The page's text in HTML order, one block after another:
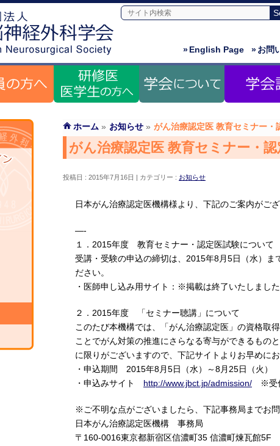
»お問
»English Page
ホーム » お知らせ » がん治療認定医 教育セミナー・
がん治療認定医 教育セミナー・
投稿日 : 2015年7月16日 カテゴリー : お知らせ
日本がん治療認定医機構様より、下記のご案内がござ
—-
１．2015年度 教育セミナー・認定医試験について
受講・受験の申込の締切は、2015年8月5日（水）ま
ださい。
・医師申し込み用サイト：※掲載は終了いたしました
２．2015年度 「セミナー聴講」について
このたび本機構では、「がん治療認定医」の資格取
ことでがん対策の推進にさらなる寄与ができるもの
に限りがございますので、下記サイトよりお早めにお
・申込期間 2015年8月5日（水）～8月25日（火）
・申込みサイト http://www.jbct.jp/admission/ ※受
※ご不明な点がございましたら、下記事務局までお問
日本がん治療認定医機構 事務局
〒160-0016東京都新宿区信濃町35 信濃町煉瓦館5F